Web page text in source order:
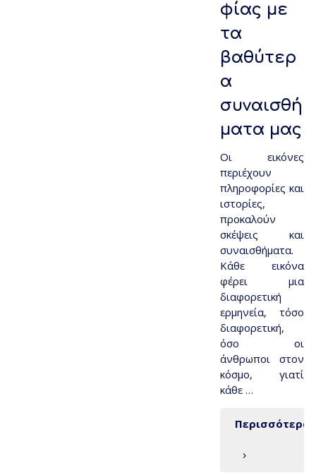
φίας με
τα
βαθύτερ
α
συναισθή
ματα μας
Οι εικόνες
περιέχουν
πληροφορίες και
ιστορίες,
προκαλούν
σκέψεις και
συναισθήματα.
Κάθε εικόνα
φέρει μια
διαφορετική
ερμηνεία, τόσο
διαφορετική,
όσο οι
άνθρωποι στον
κόσμο, γιατί
κάθε …
Περισσότερα